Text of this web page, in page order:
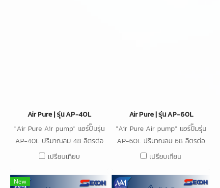
Air Pure | รุ่น AP-40L
"Air Pure Air pump" แอร์ปั๊มรุ่น
AP-40L ปริมาณลม 48 ลิตรต่อ
นาที กำลังไฟ 38W
เปรียบเทียบ
Air Pure | รุ่น AP-60L
"Air Pure Air pump" แอร์ปั๊มรุ่น
AP-60L ปริมาณลม 68 ลิตรต่อ
นาที กำลังไฟ 64W
เปรียบเทียบ
New